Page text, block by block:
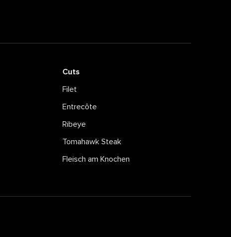
Cuts
Filet
Entrecôte
Ribeye
Tomahawk Steak
Fleisch am Knochen